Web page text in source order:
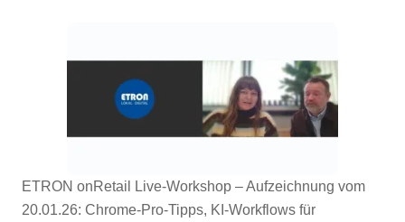
ETRON onRetail Live-Workshop – Aufzeichnung vom
20.01.26: Chrome-Pro-Tipps, KI-Workflows für